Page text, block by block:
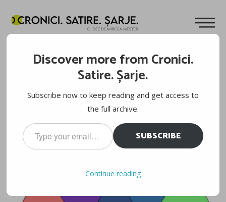
Cuvinte de Mircea Meșter 27.04.2011
Discover more from Cronici.
Satire. Șarje.
Subscribe now to keep reading and get access to
the full archive.
Type
your
email…
SUBSCRIBE
Continue reading